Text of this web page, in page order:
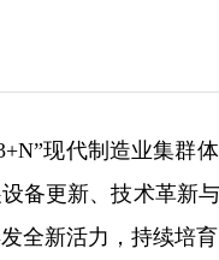
现代制造业集群
备更新、技术革新
全新活力，持续培育